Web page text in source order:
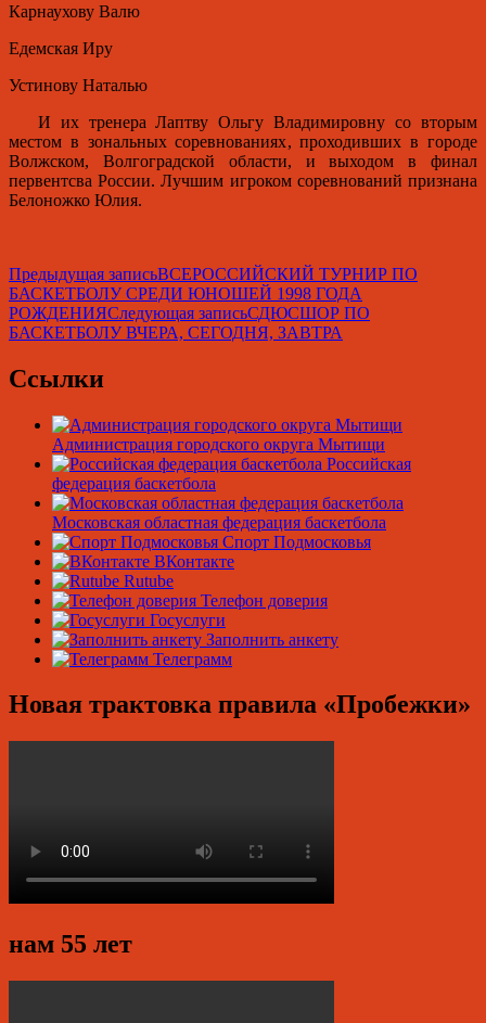
Карнаухову Валю
Едемская Иру
Устинову Наталью
И их тренера Лаптву Ольгу Владимировну со вторым
местом в зональных соревнованиях, проходивших в городе
Волжском, Волгоградской области, и выходом в финал
первентсва России. Лучшим игроком соревнований признана
Белоножко Юлия.
Навигация
по
записям
Предыдущая записьВСЕРОССИЙСКИЙ ТУРНИР ПО
БАСКЕТБОЛУ СРЕДИ ЮНОШЕЙ 1998 ГОДА
РОЖДЕНИЯСледующая записьСДЮСШОР ПО
БАСКЕТБОЛУ ВЧЕРА, СЕГОДНЯ, ЗАВТРА
Ссылки
Администрация городского округа Мытищи
Российская
федерация баскетбола
Московская областная федерация баскетбола
Спорт Подмосковья
ВКонтакте
Rutube
Телефон доверия
Госуслуги
Заполнить анкету
Телеграмм
Новая трактовка правила «Пробежки»
нам 55 лет